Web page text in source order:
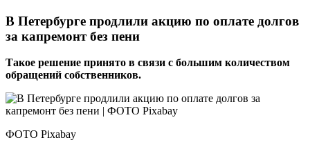
В Петербурге продлили акцию по оплате долгов
за капремонт без пени
Такое решение принято в связи с большим количеством
обращений собственников.
ФОТО Pixabay